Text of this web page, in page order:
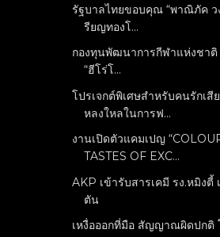
รัฐบาลไทยขอบคุณ “พาณิภัค
รียญทองโ...
กองทุนพัฒนาการกีฬาแห่งชา
“ฮีโร่โ...
โปรเจกต์พิเศษสำหรับคนรักเสี
หลงใหลในการฟ...
งานเปิดตัวแคมเปญ
TASTES OF EXC...
AKP เข้ารับสารเคมี รง.หมิงตี้
ตัน
เหงื่อออกที่มือ สัญญาณผิดปกติ